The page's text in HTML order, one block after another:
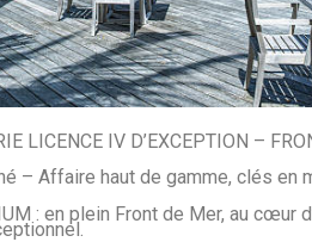
LICENCE IV D’EXCEPTION –
– Affaire haut de gamme, clés en
: en plein Front de Mer, au cœur